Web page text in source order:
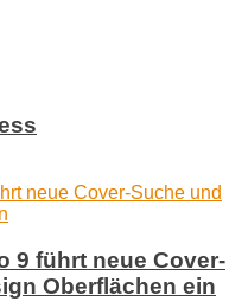
9 führt neue Cover-
Oberflächen ein